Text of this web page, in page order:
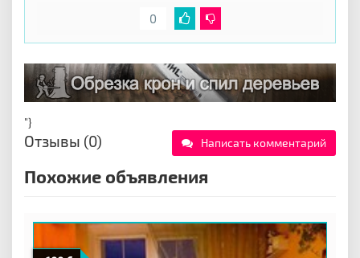
0
"}
Отзывы (0) Написать комментарий
Похожие объявления